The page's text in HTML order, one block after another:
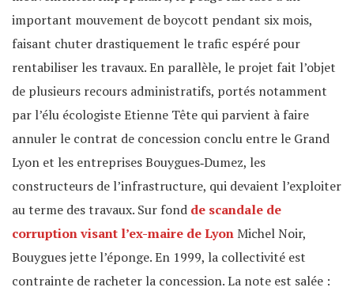
important mouvement de boycott pendant six mois,
faisant chuter drastiquement le trafic espéré pour
rentabiliser les travaux. En parallèle, le projet fait l’objet
de plusieurs recours administratifs, portés notamment
par l’élu écologiste Etienne Tête qui parvient à faire
annuler le contrat de concession conclu entre le Grand
Lyon et les entreprises Bouygues‐Dumez, les
constructeurs de l’infrastructure, qui devaient l’exploiter
au terme des travaux. Sur fond de scandale de
corruption visant l’ex-maire de LyonMichel Noir,
Bouygues jette l’éponge. En 1999, la collectivité est
contrainte de racheter la concession. La note est salée :